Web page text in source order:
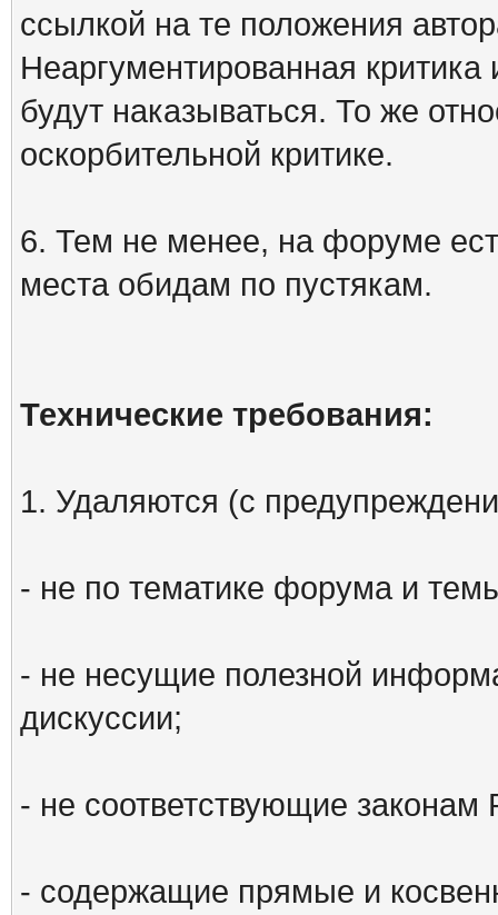
ссылкой на те положения
Неаргументированная
будут наказываться. То же
оскорбительной критике.
6. Тем не менее, на форуме
места обидам по пустякам.
Технические требования:
1. Удаляются (с
- не по тематике форума и
- не несущие полезной
дискуссии;
- не соответствующие законам
- содержащие прямые и